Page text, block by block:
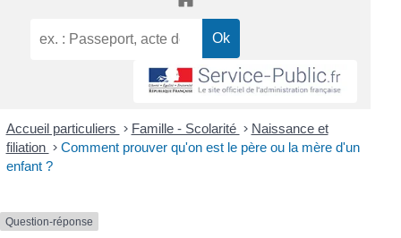
Accueil particuliers > Famille - Scolarité > Naissance et
filiation > Comment prouver qu'on est le père ou la mère d'un
enfant ?
Question-réponse